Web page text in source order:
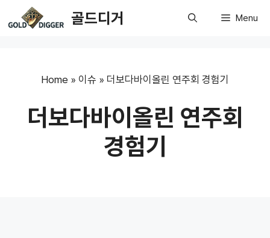
to
골드디거 Menu
Home » 이슈 » 더보다바이올린 연주회 경험기
더보다바이올린 연주회
경험기